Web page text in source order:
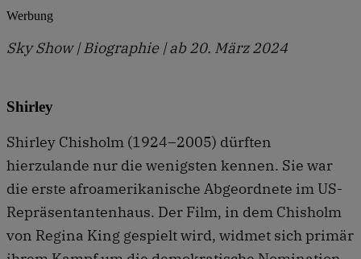
Werbung
Sky Show | Biographie | ab 20. März 2024
Shirley
Shirley Chisholm (1924–2005) dürften
hierzulande nur die wenigsten kennen. Sie war
die erste afroamerikanische Abgeordnete im US-
Repräsentantenhaus. Der Film, in dem Chisholm
von Regina King gespielt wird, widmet sich primär